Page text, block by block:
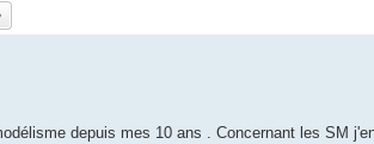
depuis mes 10 ans . Concernant les SM